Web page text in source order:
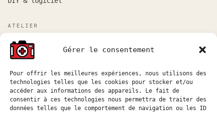
Gérer le consentement
Pour offrir les meilleures expériences, nous utilisons des
technologies telles que les cookies pour stocker et/ou
accéder aux informations des appareils. Le fait de
consentir à ces technologies nous permettra de traiter des
données telles que le comportement de navigation ou les ID
ATELIER
Atelier sur rendez-vous entre Marseille et Aix-en-
Provence.
atelier@hostophoto.fr
À propos de l’atelier